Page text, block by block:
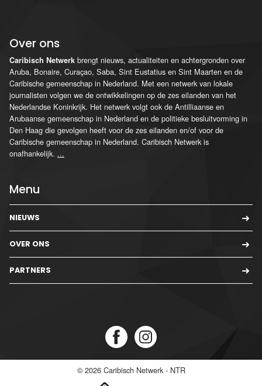
Over ons
Caribisch Netwerk brengt nieuws, actualiteiten en achtergronden over
Aruba, Bonaire, Curaçao, Saba, Sint Eustatius en Sint Maarten en de
Caribische gemeenschap in Nederland. Met een netwerk van lokale
journalisten volgen we de ontwikkelingen op de zes eilanden van het
Nederlandse Koninkrijk. Het netwerk volgt ook de Antilliaanse en
Arubaanse gemeenschap in Nederland en de politieke besluitvorming in
Den Haag die gevolgen heeft voor de zes eilanden en/of voor de
Caribische gemeenschap in Nederland. Caribisch Netwerk is
onafhankelijk. ...
Menu
NIEUWS
OVER ONS
PARTNERS
© 2026 Caribisch Netwerk - NTR